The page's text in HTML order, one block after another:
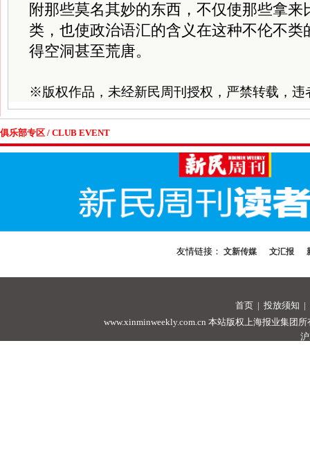
附那些莫名其妙的东西，不仅使那些拿
类，也使政治语汇的含义在这种不伦不类
得空洞甚至荒唐。
※版权作品，未经新民周刊授权，严禁转载，
俱乐部专区 / CLUB EVENT
友情链接： 文新传媒 文汇报
首页 | 投放须知 |
www.xinminweekly.com.cn 本站版权上海报业集团所